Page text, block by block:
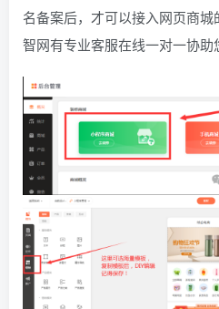
名备案后，才可以接入网页商
智网有专业客服在线一对一协助